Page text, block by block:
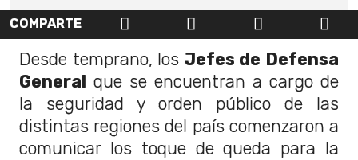
COMPARTE
Desde temprano, los Jefes de Defensa
General que se encuentran a cargo de
la seguridad y orden público de las
distintas regiones del país comenzaron a
comunicar los toque de queda para la